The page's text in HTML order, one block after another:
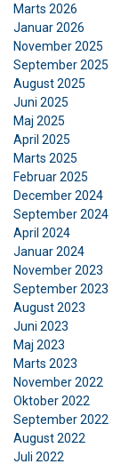
Marts 2026
Januar 2026
November 2025
September 2025
August 2025
Juni 2025
Maj 2025
April 2025
Marts 2025
Februar 2025
December 2024
September 2024
April 2024
Januar 2024
November 2023
September 2023
August 2023
Juni 2023
Maj 2023
Marts 2023
November 2022
Oktober 2022
September 2022
August 2022
Juli 2022